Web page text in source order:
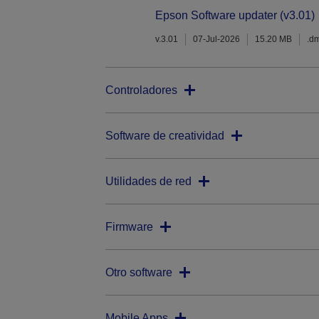
Epson Software updater (v3.01)
v.3.01 07-Jul-2026 15.20 MB
Controladores
Software de creatividad
Utilidades de red
Firmware
Otro software